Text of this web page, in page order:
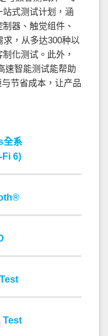
式测试计划，涵
器、触觉组件、
，从多达300种以
化测试。此外，
速智能测试能帮助
节省成本，让产品
全系
Fi 6)
Test